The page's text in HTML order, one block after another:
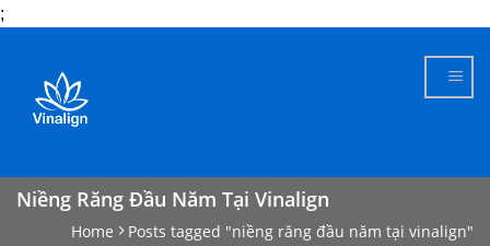
;
content
Niềng Răng Đầu Năm Tại Vinalign
Home Posts tagged "niềng răng đầu năm tại vinalign"